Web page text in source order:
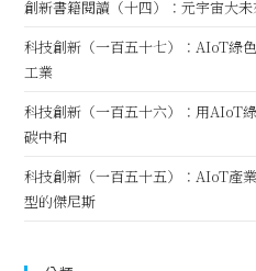
創新書籍閱讀（十四）：元宇宙大
科技創新（一百五十七）：AIoT綠
工業
科技創新（一百五十六）：用AIoT
碳中和
科技創新（一百五十五）：AIoT產
型的傑尼斯